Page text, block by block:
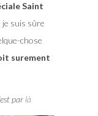
Saint
je suis sûre
chose
surement
par là